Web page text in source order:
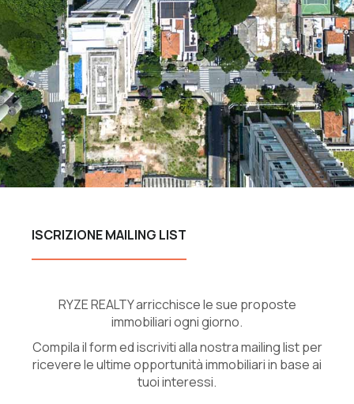
ISCRIZIONE MAILING LIST
RYZE REALTY arricchisce le sue proposte
immobiliari ogni giorno.
Compila il form ed iscriviti alla nostra mailing list per
ricevere le ultime opportunità immobiliari in base ai
tuoi interessi.